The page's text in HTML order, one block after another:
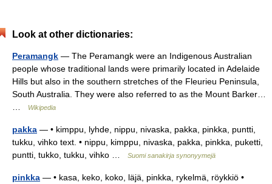
Look at other dictionaries:
Peramangk — The Peramangk were an Indigenous Australian
people whose traditional lands were primarily located in Adelaide
Hills but also in the southern stretches of the Fleurieu Peninsula,
South Australia. They were also referred to as the Mount Barker…
Wikipedia
pakka — • kimppu, lyhde, nippu, nivaska, pakka, pinkka, puntti,
tukku, vihko text. • nippu, kimppu, nivaska, pakka, pinkka, puketti,
puntti, tukko, tukku, vihko …
Suomi sanakirja synonyymejä
pinkka — • kasa, keko, koko, läjä, pinkka, rykelmä, röykkiö •